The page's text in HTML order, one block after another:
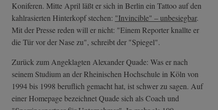
Koniferen. Mitte April läßt er sich in Berlin ein Tattoo auf den
kahlrasierten Hinterkopf stechen: "Invincible" – unbesiegbar.
Mit der Presse reden will er nicht: "Einem Reporter knallte er
die Tür vor der Nase zu", schreibt der "Spiegel".
Zurück zum Angeklagten Alexander Quade: Was er nach
seinem Studium an der Rheinischen Hochschule in Köln von
1994 bis 1998 beruflich gemacht hat, ist schwer zu sagen. Auf
einer Homepage bezeichnet Quade sich als Coach und